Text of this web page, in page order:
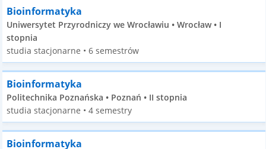
Bioinformatyka
Uniwersytet Przyrodniczy we Wrocławiu • Wrocław • I
stopnia
studia stacjonarne • 6 semestrów
Bioinformatyka
Politechnika Poznańska • Poznań • II stopnia
studia stacjonarne • 4 semestry
Bioinformatyka